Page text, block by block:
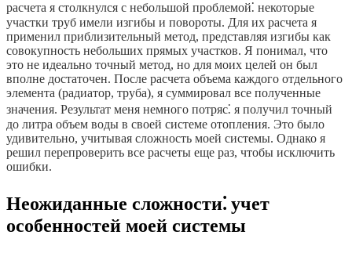
расчета я столкнулся с небольшой проблемой⁚ некоторые
участки труб имели изгибы и повороты. Для их расчета я
применил приблизительный метод, представляя изгибы как
совокупность небольших прямых участков. Я понимал, что
это не идеально точный метод, но для моих целей он был
вполне достаточен. После расчета объема каждого отдельного
элемента (радиатор, труба), я суммировал все полученные
значения. Результат меня немного потряс⁚ я получил точный
до литра объем воды в своей системе отопления. Это было
удивительно, учитывая сложность моей системы. Однако я
решил перепроверить все расчеты еще раз, чтобы исключить
ошибки.
Неожиданные сложности⁚ учет
особенностей моей системы